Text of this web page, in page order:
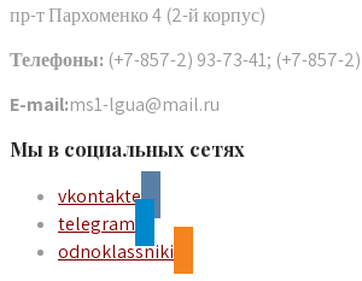
пр-т Пархоменко 4 (2-й корпус)
Телефоны: (+7-857-2) 93-73-41; (+7-857-
E-mail:ms1-lgua@mail.ru
Мы в социальных сетях
vkontakte
telegram
odnoklassniki